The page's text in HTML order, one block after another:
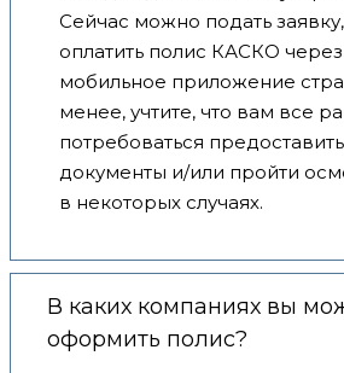
Сейчас можно подать заявку,
оплатить полис КАСКО через
мобильное приложение
менее, учтите, что вам все
потребоваться
документы и/или пройти
в некоторых случаях.
В каких компаниях вы
оформить полис?